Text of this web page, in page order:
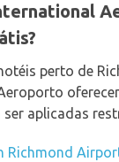
perto de
aplicadas
Richmond